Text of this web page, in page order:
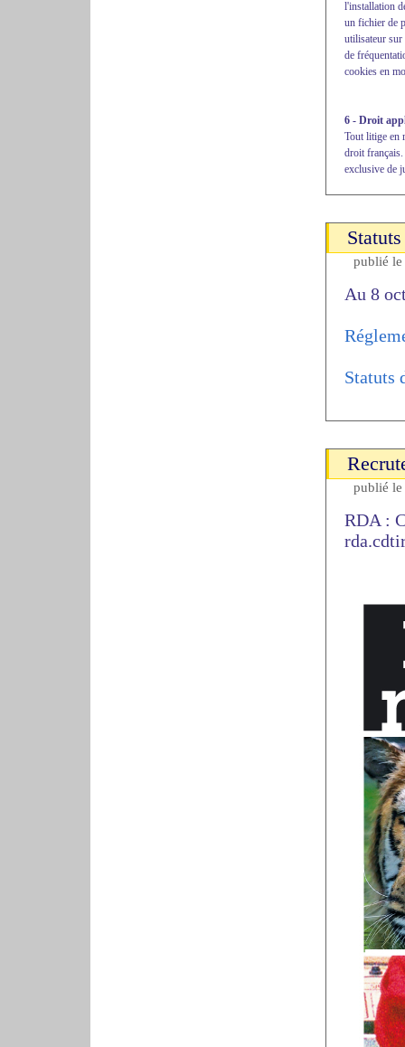
l'installation
un fichier de
utilisateur sur
de
cookies en
6 - Droit
Tout litige en
droit
exclusive de
publié le
Au 8
Statuts
publié
RDA :